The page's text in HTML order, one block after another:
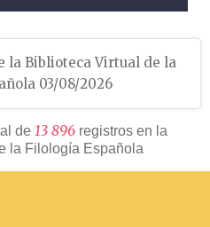
la Biblioteca Virtual de la
03/08/2026
de 13 896registros en la
la Filología Española